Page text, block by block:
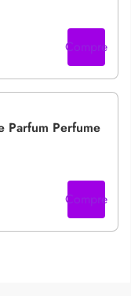
Compre
Parfum Perfume
Compre